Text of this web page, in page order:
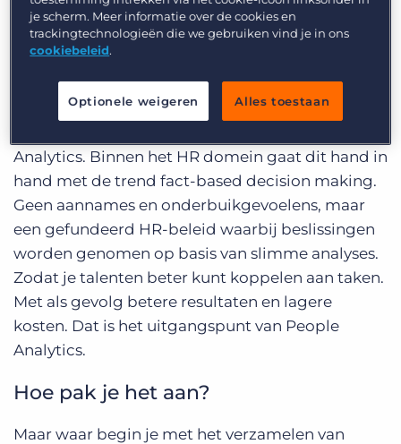
Vraag een demo aan Inloggen
Steeds meer organisaties onderkennen het
Analytics. Binnen het HR domein gaat dit hand in
hand met de trend fact-based decision making.
Geen aannames en onderbuikgevoelens, maar
een gefundeerd HR-beleid waarbij beslissingen
worden genomen op basis van slimme analyses.
Zodat je talenten beter kunt koppelen aan taken.
Met als gevolg betere resultaten en lagere
kosten. Dat is het uitgangspunt van People
Analytics.
Hoe pak je het aan?
Maar waar begin je met het verzamelen van
je scherm. Meer informatie over de cookies en
trackingtechnologieën die we gebruiken vind je in ons
cookiebeleid.
Optionele weigeren Alles toestaan